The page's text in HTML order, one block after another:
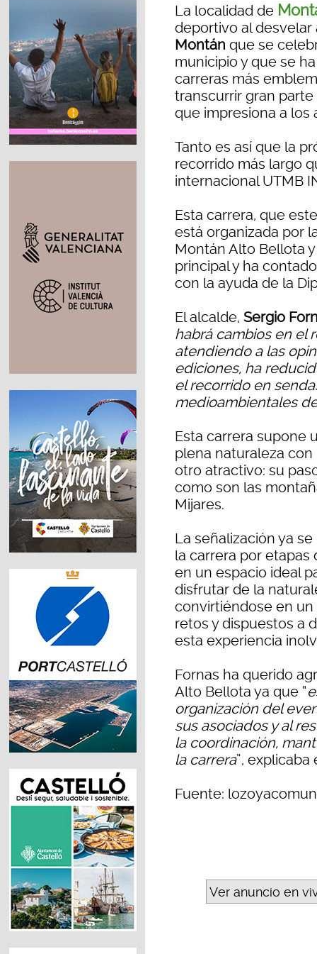
La localidad de
deportivo al
Montán que se
municipio y que se
carreras más
transcurrir gran
que impresiona a los
Tanto es así que la
recorrido más largo
internacional UTMB
Esta carrera, que
está organizada por
Montán Alto Bellota
principal y ha
con la ayuda de la
El alcalde, Sergio
habrá cambios en el
atendiendo a las
ediciones, ha
el recorrido en
medioambientales
Esta carrera supone
plena naturaleza
otro atractivo: su
como son las
Mijares.
La señalización ya
la carrera por
en un espacio ideal
disfrutar de la
convirtiéndose en
retos y dispuestos a
esta experiencia
Fornas ha querido
Alto Bellota ya que “
organización del
sus asociados y al
la coordinación,
la carrera”, explicaba
Fuente:
Ver anuncio en